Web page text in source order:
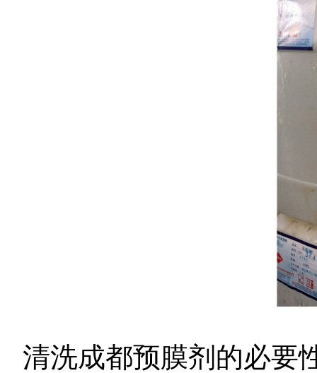
清洗成都预膜剂的必要